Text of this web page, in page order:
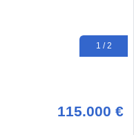
1 / 2
115.000 €